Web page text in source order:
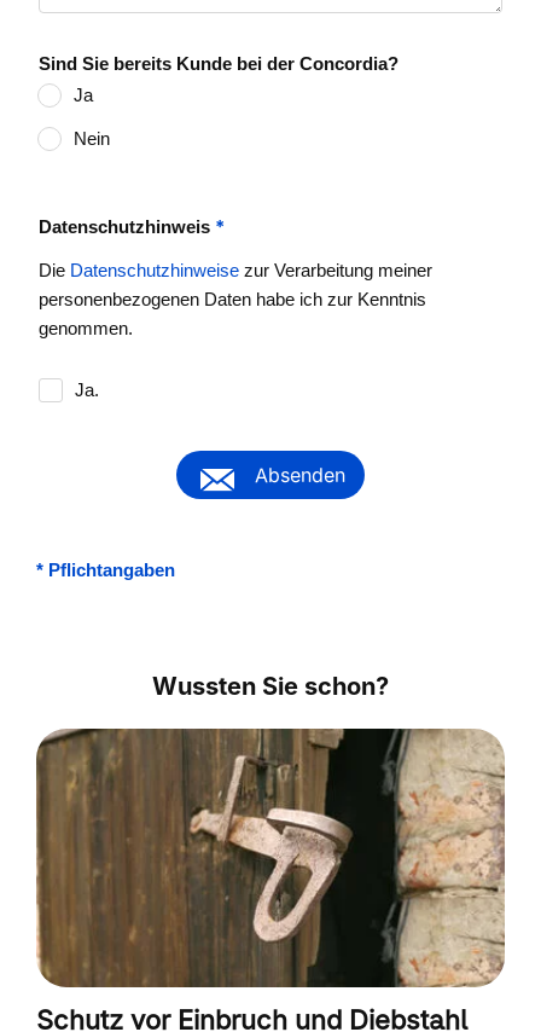
Sind Sie bereits Kunde bei der Concordia?
Ja
Nein
Datenschutzhinweis *
Die Datenschutzhinweise zur Verarbeitung meiner
personenbezogenen Daten habe ich zur Kenntnis
genommen.
Ja.
Absenden
* Pflichtangaben
Wussten Sie schon?
Schutz vor Einbruch und Diebstahl